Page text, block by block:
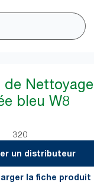
de Nettoyage
bleu W8
320
un distributeur
la fiche produit